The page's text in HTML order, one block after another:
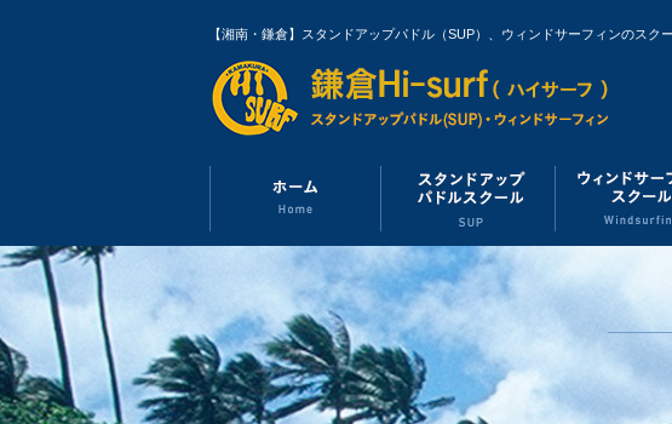
【湘南・鎌倉】スタンドアップパドル（SUP）、ウィンドサーフィンのス